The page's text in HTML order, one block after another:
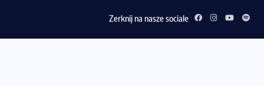
Zerknij na nasze sociale